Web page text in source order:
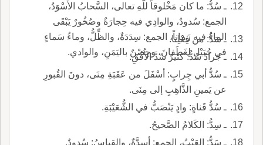
ـ سُدُّ: ما كان مَخْلوقاً للّهِ تعالى، السَّحابُ الأَسْوَدُ،
الجمع: سُدودٌ، والوادِي فيه حِجارَةٌ وصُخُورٌ يَبْقَى
الماءُ فيه زَماناً، الجمع: سِدَدَةٌ، والظِّلُّ، وماءُ سَماءٍ
في جُبَيْلٍ لِغَطَفانَ، وحِصْنٌ باليَمَنِ، والوادي.
ـ سَدُّ: من فِعْلِنا.
ـ جَرادٌ سُدٌّ: كثيرٌ سَدَّ الأُفُقِ.
ـ سُدُّ أبي جِرابٍ: أسْفَلَ من عَقَبَةِ مِنَى، دونَ القُبورِ
عن يَمينِ الذَّاهِبِ إلى مِنَى.
ـ سُدُّ قَناةٍ: وادٍ يَنْصَبُّ في الشُّعَيْبَةِ.
ـ سِدُّ: الكَلامُ الصَّحيحُ.
ـ سَدُّ: العَيْبُ، الجمع: أسِدَّةٌ، والقِياسُ: سُدودٌ.